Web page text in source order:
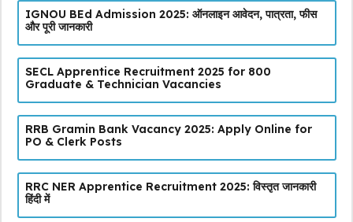
IGNOU BEd Admission 2025: ऑनलाइन आवेदन, पात्रता, फीस
और पूरी जानकारी
SECL Apprentice Recruitment 2025 for 800
Graduate & Technician Vacancies
RRB Gramin Bank Vacancy 2025: Apply Online for
PO & Clerk Posts
RRC NER Apprentice Recruitment 2025: विस्तृत जानकारी
हिंदी में